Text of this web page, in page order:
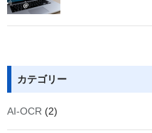
カテゴリー
AI-OCR (2)